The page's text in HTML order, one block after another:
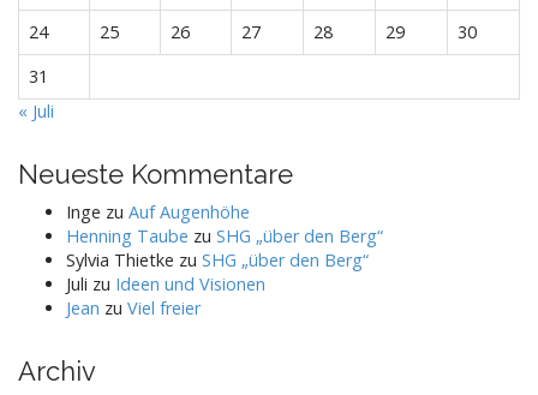
24
25 26 27 28 29
30
31
« Juli
Neueste Kommentare
Inge zu Auf Augenhöhe
Henning Taube zu SHG „über den Berg“
Sylvia Thietke zu SHG „über den Berg“
Juli zu Ideen und Visionen
Jean zu Viel freier
Archiv